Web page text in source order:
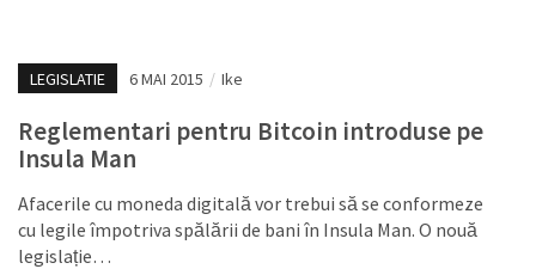
LEGISLATIE 6 MAI 2015 / Ike
Reglementari pentru Bitcoin introduse pe
Insula Man
Afacerile cu moneda digitală vor trebui să se conformeze
cu legile împotriva spălării de bani în Insula Man. O nouă
legislație…